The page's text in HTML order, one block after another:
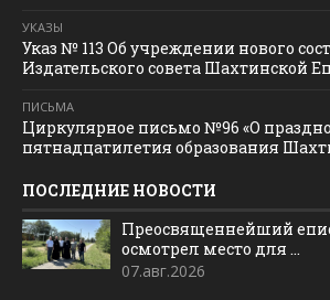
УКАЗЫ
Указ № 113 Об учреждении нового
Издательского совета Шахтинской
ПИСЬМА
Циркулярное письмо №96 «О
пятнадцатилетия образования
ПОСЛЕДНИЕ НОВОСТИ
Преосвященнейший
осмотрел место для ...
07.авг.2026